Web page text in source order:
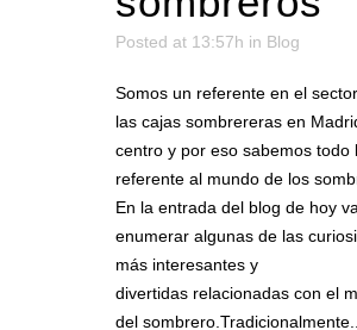
Posted at 13:57h in Blog
Somos un referente en el
las cajas sombrereras en
centro y por eso sabemos todo
referente al mundo de los
En la entrada del blog de hoy
enumerar algunas de las
más interesantes y
divertidas relacionadas con el
del